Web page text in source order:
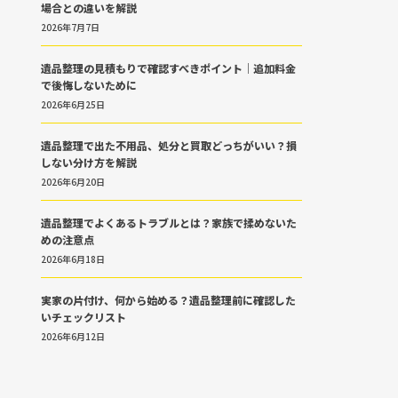
場合との違いを解説
2026年7月7日
遺品整理の見積もりで確認すべきポイント｜追加料金
で後悔しないために
2026年6月25日
遺品整理で出た不用品、処分と買取どっちがいい？損
しない分け方を解説
2026年6月20日
遺品整理でよくあるトラブルとは？家族で揉めないた
めの注意点
2026年6月18日
実家の片付け、何から始める？遺品整理前に確認した
いチェックリスト
2026年6月12日